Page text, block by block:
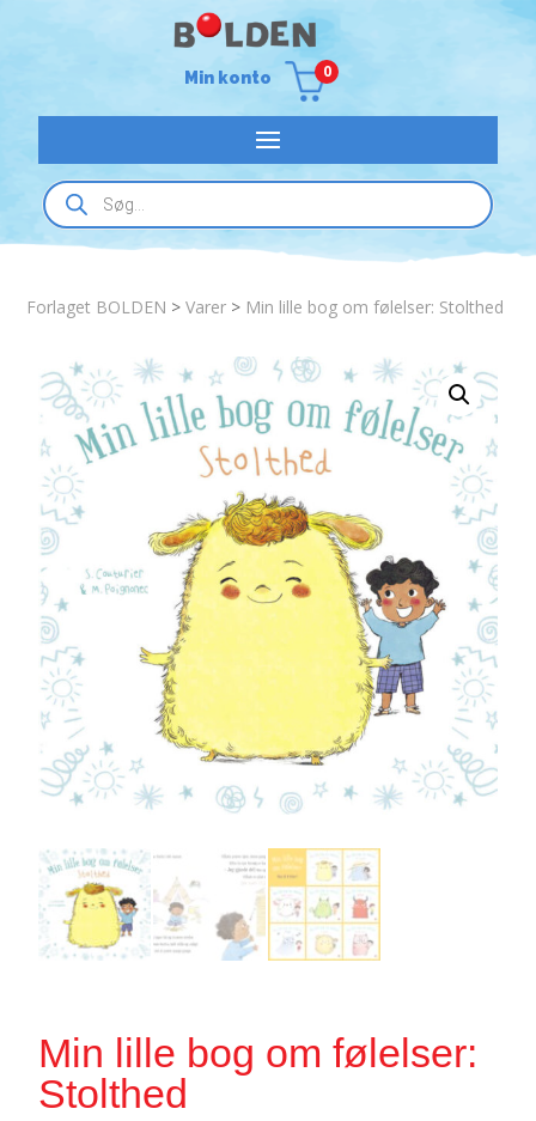
Min konto 0
Products
search
Forlaget BOLDEN >Varer > Min lille bog om følelser: Stolthed
Min lille bog om følelser:
Stolthed